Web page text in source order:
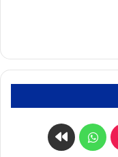
‫TikTokواتسابكواى